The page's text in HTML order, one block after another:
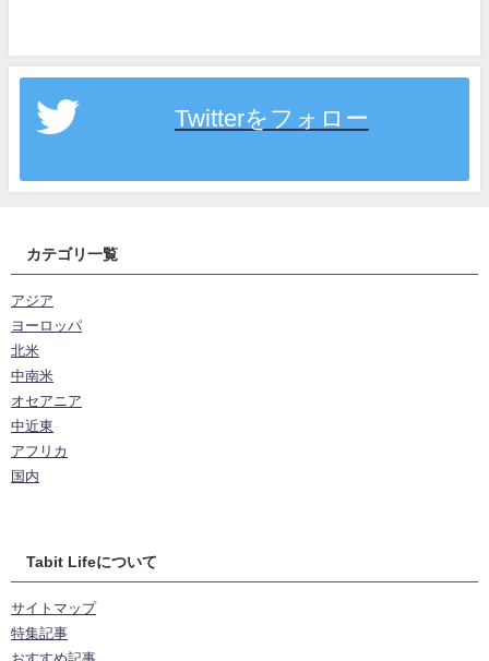
Twitterをフォロー
カテゴリ一覧
アジア
ヨーロッパ
北米
中南米
オセアニア
中近東
アフリカ
国内
Tabit Lifeについて
サイトマップ
特集記事
おすすめ記事